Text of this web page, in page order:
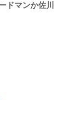
ドマンか佐川